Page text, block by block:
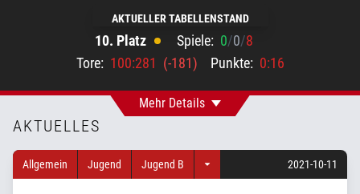
AKTUELLER TABELLENSTAND
10. Platz Spiele: 0/0/8
Tore: 100:281 (-181) Punkte: 0:16
Mehr Details
AKTUELLES
Allgemein Jugend Jugend B 2021-10-11